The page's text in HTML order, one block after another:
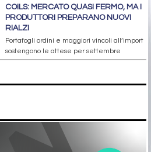
COILS: MERCATO QUASI FERMO, MA I
PRODUTTORI PREPARANO NUOVI
RIALZI
Portafogli ordini e maggiori vincoli all’import
sostengono le attese per settembre